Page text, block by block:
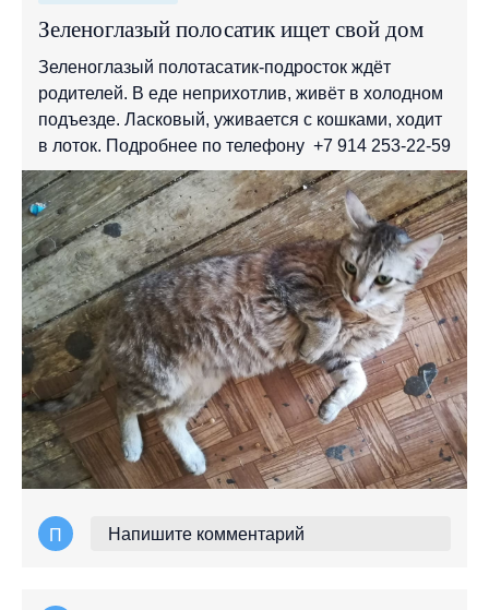
Зеленоглазый полосатик ищет свой дом
Зеленоглазый полотасатик-подросток ждёт
родителей. В еде неприхотлив, живёт в холодном
подъезде. Ласковый, уживается с кошками, ходит
в лоток. Подробнее по телефону +7 914 253-22-59
П Напишите комментарий